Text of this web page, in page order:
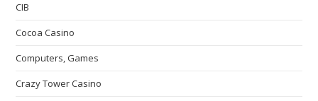
CIB
Cocoa Casino
Computers, Games
Crazy Tower Сasino